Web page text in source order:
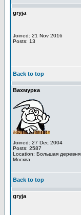
gryja
Joined: 21 Nov 2016
Posts: 13
Back to top
Вахмурка
Joined: 27 Dec 2004
Posts: 2587
Location: Большая деревня
Москва
Back to top
gryja